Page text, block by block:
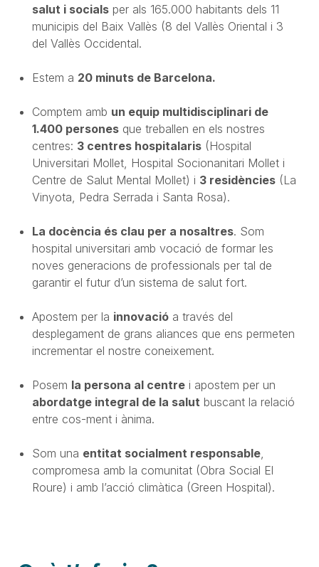
salut i socials per als 165.000 habitants dels 11
municipis del Baix Vallès (8 del Vallès Oriental i 3
del Vallès Occidental.
Estem a 20 minuts de Barcelona.
Comptem amb un equip multidisciplinari de
1.400 persones que treballen en els nostres
centres: 3 centres hospitalaris (Hospital
Universitari Mollet, Hospital Socionanitari Mollet i
Centre de Salut Mental Mollet) i 3 residències (La
Vinyota, Pedra Serrada i Santa Rosa).
La docència és clau per a nosaltres. Som
hospital universitari amb vocació de formar les
noves generacions de professionals per tal de
garantir el futur d’un sistema de salut fort.
Apostem per la innovació a través del
desplegament de grans aliances que ens permeten
incrementar el nostre coneixement.
Posem la persona al centre i apostem per un
abordatge integral de la salut buscant la relació
entre cos-ment i ànima.
Som una entitat socialment responsable
compromesa amb la comunitat (Obra Social El
Roure) i amb l’acció climàtica (Green Hospital).